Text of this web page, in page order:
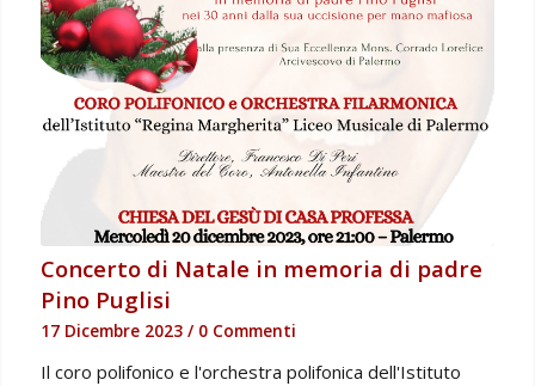
Concerto di Natale in memoria di padre
Pino Puglisi
17 Dicembre 2023 / 0 Commenti
Il coro polifonico e l'orchestra polifonica dell'Istituto